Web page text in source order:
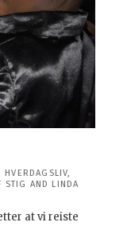
HVERDAGSLIV,
STIG AND LINDA
at vi reiste